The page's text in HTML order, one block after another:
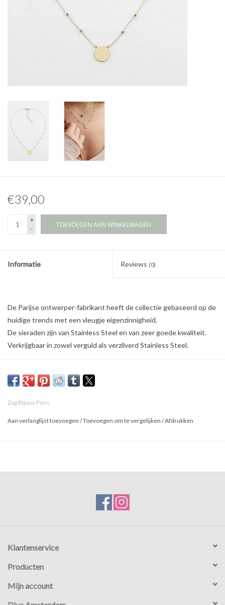
€39,00
+
-
TOEVOEGEN AAN WINKELWAGEN
Informatie Reviews (0)
De Parijse ontwerper-fabrikant heeft de collectie gebaseerd op de
huidige trends met een vleugje eigenzinnigheid.
De sieraden zijn van Stainless Steel en van zeer goede kwaliteit.
Verkrijgbaar in zowel verguld als verzilverd Stainless Steel.
Zag Bijoux Paris
Aan verlanglijst toevoegen /Toevoegen om te vergelijken /Afdrukken
Klantenservice
Producten
Mijn account